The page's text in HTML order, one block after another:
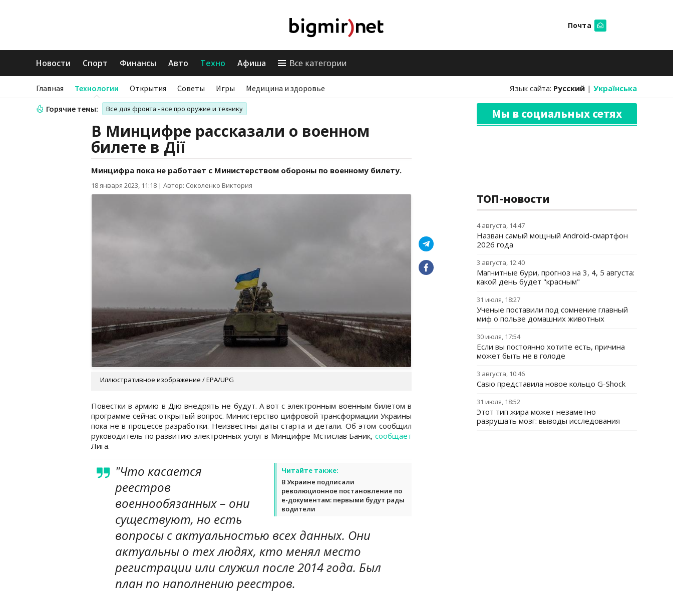
Почта
Новости Спорт Финансы Авто Техно Афиша Все категории
Главная Технологии Открытия Советы Игры Медицина и здоровье Язык сайта: Русский | Українська
Горячие темы: Все для фронта - все про оружие и технику
В Минцифре рассказали о военном
билете в Дії
Минцифра пока не работает с Министерством обороны по военному билету.
18 января 2023, 11:18 | Автор: Соколенко Виктория
Иллюстративное изображение / EPA/UPG
Повестки в армию в Дію внедрять не будут. А вот с электронным военным билетом в
программе сейчас открытый вопрос. Министерство цифровой трансформации Украины
пока не в процессе разработки. Неизвестны даты старта и детали. Об этом сообщил
руководитель по развитию электронных услуг в Минцифре Мстислав Баник, сообщает
Лига.
Читайте также:
В Украине подписали
революционное постановление по
е-документам: первыми будут рады
водители
"Что касается
реестров
военнообязанных – они
существуют, но есть
вопросы с актуальностью всех данных. Они
актуальны о тех людях, кто менял место
регистрации или служил после 2014 года. Был
план по наполнению реестров.
Мы в социальных сетях
ТОП-новости
4 августа, 14:47
Назван самый мощный Android-смартфон
2026 года
3 августа, 12:40
Магнитные бури, прогноз на 3, 4, 5 августа:
какой день будет "красным"
31 июля, 18:27
Ученые поставили под сомнение главный
миф о пользе домашних животных
30 июля, 17:54
Если вы постоянно хотите есть, причина
может быть не в голоде
3 августа, 10:46
Casio представила новое кольцо G-Shock
31 июля, 18:52
Этот тип жира может незаметно
разрушать мозг: выводы исследования